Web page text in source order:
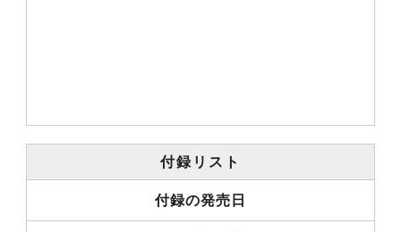
付録リスト
付録の発売日